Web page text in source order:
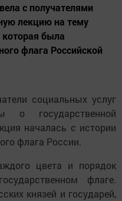
с получателями
лекцию на тему
которая была
флага Российской
социальных услуг
о государственной
началась с истории
флага России.
цвета и порядок
флаге.
князей и государей,